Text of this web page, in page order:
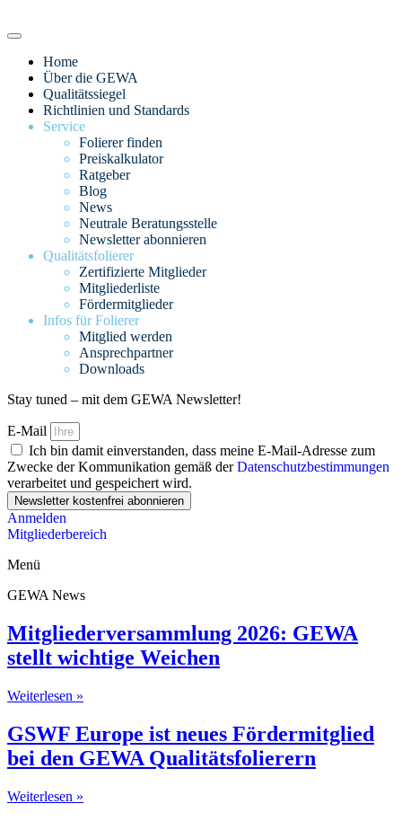
Home
Über die GEWA
Qualitätssiegel
Richtlinien und Standards
Service
Folierer finden
Preiskalkulator
Ratgeber
Blog
News
Neutrale Beratungsstelle
Newsletter abonnieren
Qualitätsfolierer
Zertifizierte Mitglieder
Mitgliederliste
Fördermitglieder
Infos für Folierer
Mitglied werden
Ansprechpartner
Downloads
Stay tuned – mit dem GEWA Newsletter!
E-Mail
Ich bin damit einverstanden, dass meine E-Mail-Adresse zum
Zwecke der Kommunikation gemäß derDatenschutzbestimmungen
verarbeitet und gespeichert wird.
Newsletter kostenfrei abonnieren
Anmelden
Mitgliederbereich
Menü
GEWA News
Mitgliederversammlung 2026: GEWA
stellt wichtige Weichen
Weiterlesen »
GSWF Europe ist neues Fördermitglied
bei den GEWA Qualitätsfolierern
Weiterlesen »